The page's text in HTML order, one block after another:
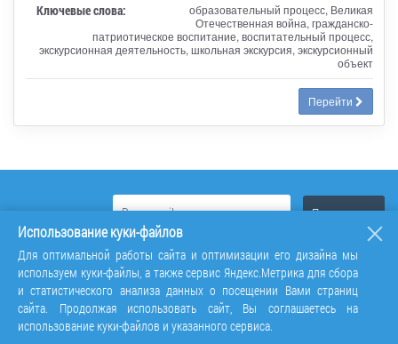
Ключевые слова:
образовательный процесс, Великая
Отечественная война, гражданско-
патриотическое воспитание, воспитательный процесс,
экскурсионная деятельность, школьная экскурсия, экскурсионный
объект
Перейти
Использование куки-файлов
Для оптимальной работы сайта и оптимизации его дизайна мы
используем куки-файлы, а также сервис Яндекс.Метрика для сбора
и статистического анализа данных о посещении Вами страниц
сайта. Продолжая использовать сайт, Вы соглашаетесь на
использование куки-файлов и указанного сервиса.